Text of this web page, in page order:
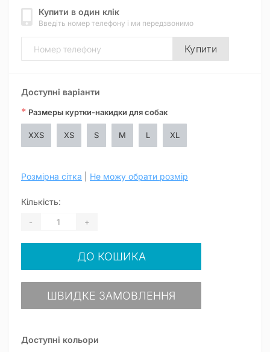
Купити в один клік
Введіть номер телефону і ми передзвонимо
Купити
Доступні кольори
Доступні варіанти
* Размеры куртки-накидки для собак
XXS XS S M L XL
Розмірна сітка Не можу обрати розмір
Кількість:
- +
ДО КОШИКА
ШВИДКЕ ЗАМОВЛЕННЯ